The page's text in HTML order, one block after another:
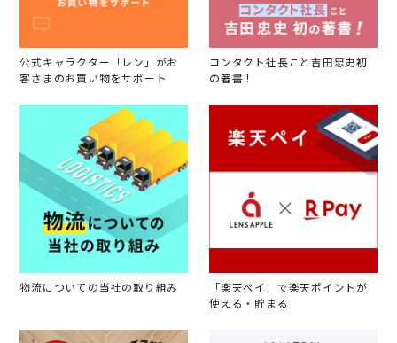
公式キャラクター「レン」がお
客さまのお買い物をサポート
コンタクト社長こと吉田忠史初
の著書！
物流についての当社の取り組み
「楽天ペイ」で楽天ポイントが
使える・貯まる